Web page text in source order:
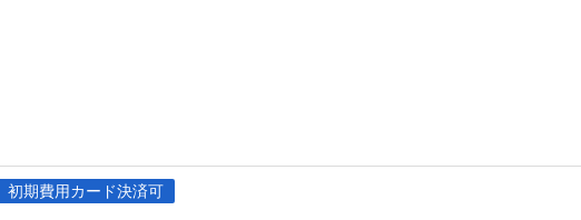
初期費用カード決済可